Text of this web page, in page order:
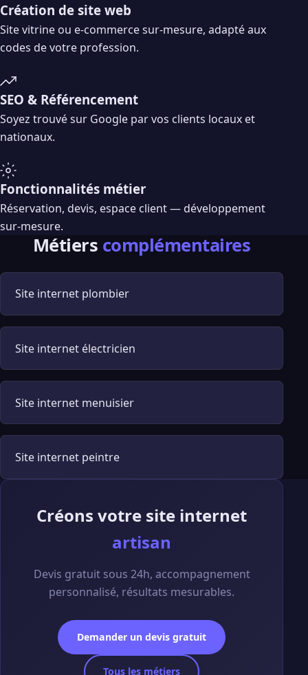
Création de site web
Site vitrine ou e-commerce sur-mesure, adapté aux
codes de votre profession.
SEO & Référencement
Soyez trouvé sur Google par vos clients locaux et
nationaux.
Fonctionnalités métier
Réservation, devis, espace client — développement
sur-mesure.
Métiers complémentaires
Site internet plombier
Site internet électricien
Site internet menuisier
Site internet peintre
Créons votre site internet
artisan
Devis gratuit sous 24h, accompagnement
personnalisé, résultats mesurables.
Demander un devis gratuit
Tous les métiers